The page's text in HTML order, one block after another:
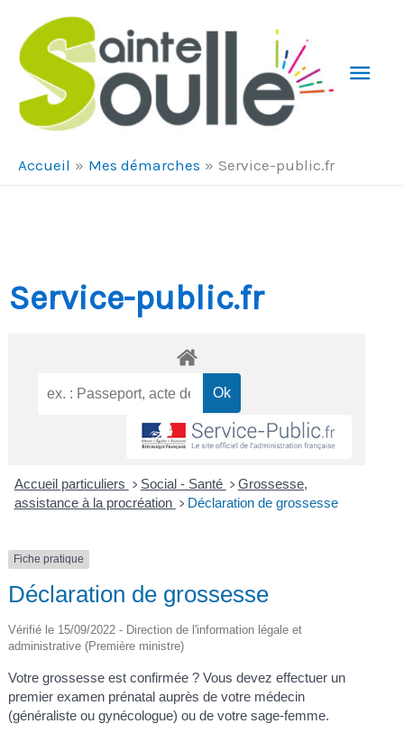
Accueil Mes démarches Service-public.fr
Service-public.fr
Accueil particuliers > Social - Santé > Grossesse,
assistance à la procréation > Déclaration de grossesse
Fiche pratique
Déclaration de grossesse
Vérifié le 15/09/2022 - Direction de l'information légale et
administrative (Première ministre)
Votre grossesse est confirmée ? Vous devez effectuer un
premier examen prénatal auprès de votre médecin
(généraliste ou gynécologue) ou de votre sage-femme.